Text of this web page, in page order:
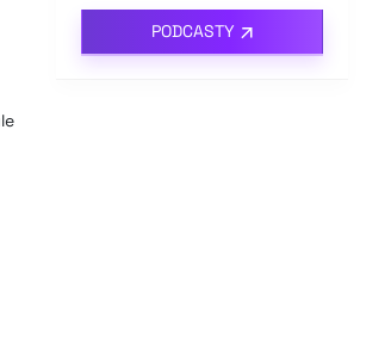
PODCASTY